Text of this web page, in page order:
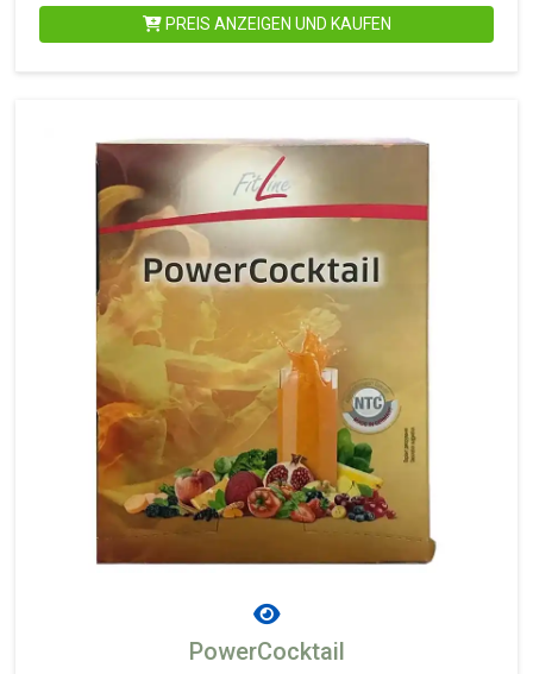
PREIS ANZEIGEN UND KAUFEN
PowerCocktail